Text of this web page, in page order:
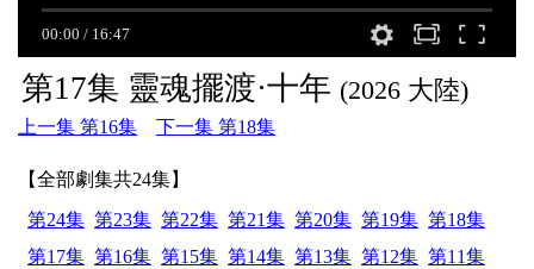
00:00 / 16:47
第17集 靈魂擺渡·十年 (2026 大陸)
上一集 第16集 下一集 第18集
【全部劇集共24集】
第24集 第23集 第22集 第21集 第20集 第19集 第18集
第17集 第16集 第15集 第14集 第13集 第12集 第11集